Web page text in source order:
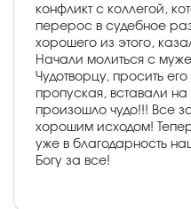
конфликт с коллегой,
перерос в судебное
хорошего из этого,
Начали молиться с
Чудотворцу, просить
пропуская, вставали на
произошло чудо!!! Все
хорошим исходом!
уже в благодарность
Богу за все!